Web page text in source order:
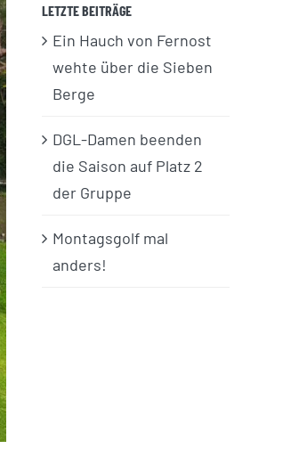
LETZTE BEITRÄGE
Ein Hauch von Fernost
wehte über die Sieben
Berge
DGL-Damen beenden
die Saison auf Platz 2
der Gruppe
Montagsgolf mal
anders!